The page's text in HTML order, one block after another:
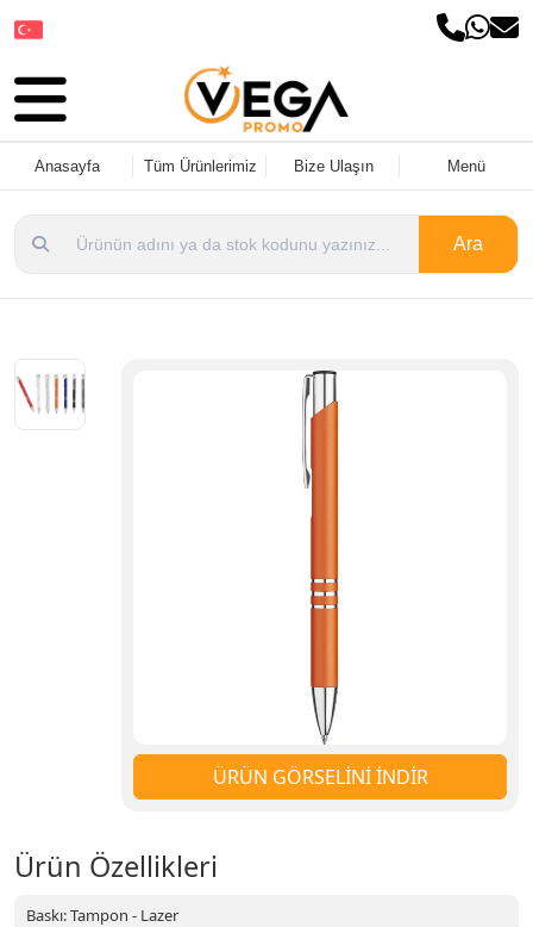
Anasayfa Tüm Ürünlerimiz Bize Ulaşın Menü
Ara
ÜRÜN GÖRSELİNİ İNDİR
Ürün Özellikleri
Baskı: Tampon - Lazer